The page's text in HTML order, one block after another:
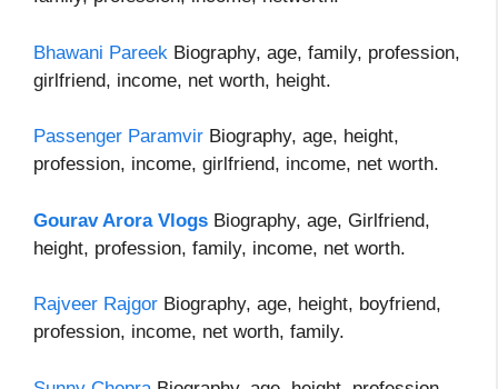
Bhawani Pareek Biography, age, family, profession,
girlfriend, income, net worth, height.
Passenger Paramvir Biography, age, height,
profession, income, girlfriend, income, net worth.
Gourav Arora Vlogs Biography, age, Girlfriend,
height, profession, family, income, net worth.
Rajveer Rajgor Biography, age, height, boyfriend,
profession, income, net worth, family.